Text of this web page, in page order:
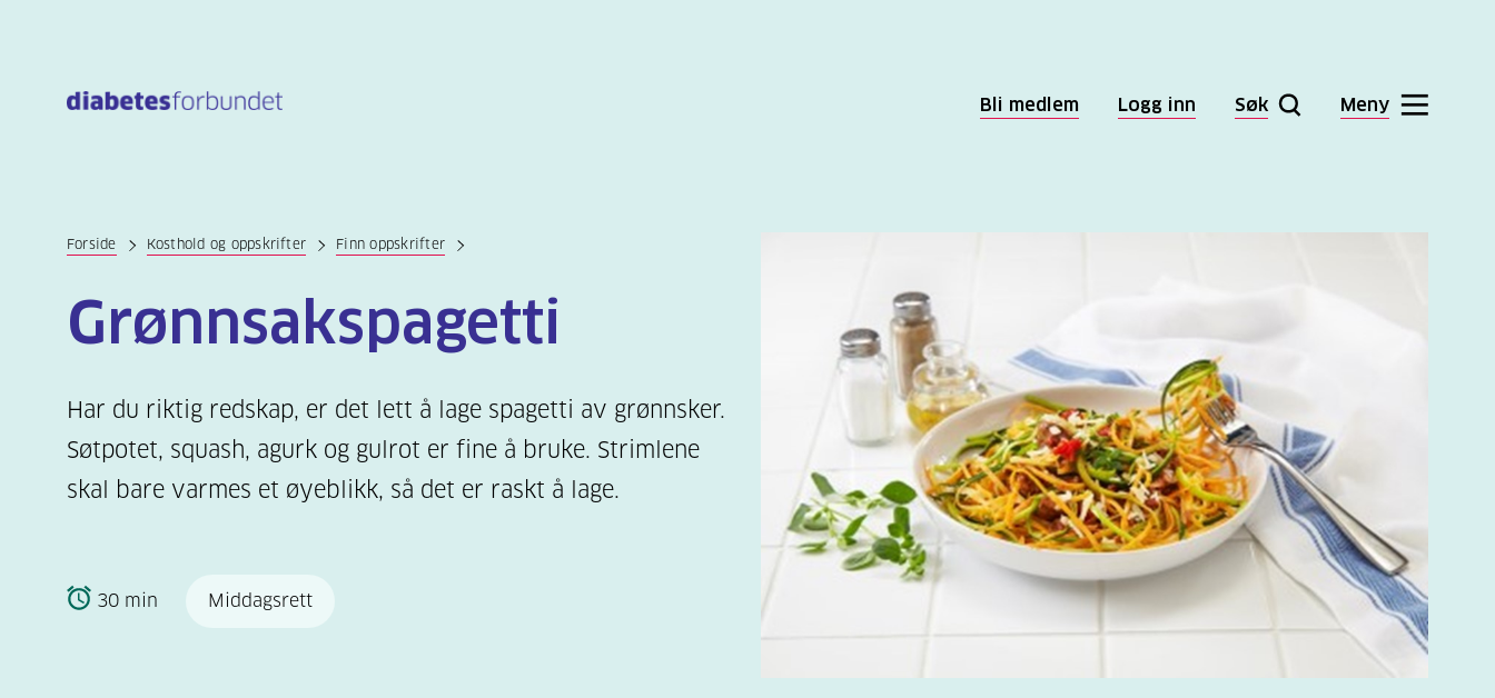
Bli medlem Logg inn Søk Meny
Forside Kosthold og oppskrifter Finn oppskrifter
Grønnsakspagetti
Har du riktig redskap, er det lett å lage spagetti av grønnsker.
Søtpotet, squash, agurk og gulrot er fine å bruke. Strimlene
skal bare varmes et øyeblikk, så det er raskt å lage.
30 min Middagsrett